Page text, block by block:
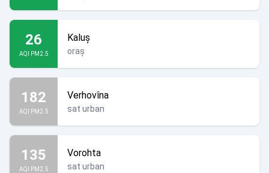
26
AQI PM2.5
Kaluș
oraș
182
AQI PM2.5
Verhovîna
sat urban
135
AQI PM2.5
Vorohta
sat urban